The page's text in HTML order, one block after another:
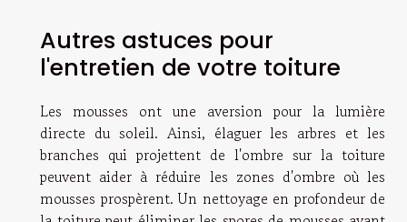
Autres astuces pour
l'entretien de votre toiture
Les mousses ont une aversion pour la lumière
directe du soleil. Ainsi, élaguer les arbres et les
branches qui projettent de l'ombre sur la toiture
peuvent aider à réduire les zones d'ombre où les
mousses prospèrent. Un nettoyage en profondeur de